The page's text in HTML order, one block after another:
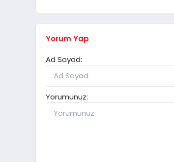
Yorum Yap
Ad Soyad:
Yorumunuz: